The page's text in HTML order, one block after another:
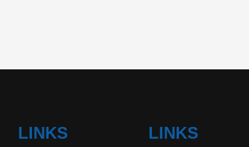
LINKS LINKS